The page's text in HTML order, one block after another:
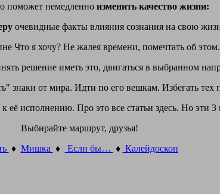
поможет немедленно изменить качество жизни:
очевидные факты влияния сознания на свою
Что я хочу? Не жалея времени, помечтать об
решение иметь это, двигаться в выбранном
знаки от мира. Идти по его вешкам. Избегать
её исполнению. Про это все статьи здесь. Но эти
Выбирайте маршрут, друзья!
♦ Мишка ♦ Если бы… ♦ Калейдоскоп